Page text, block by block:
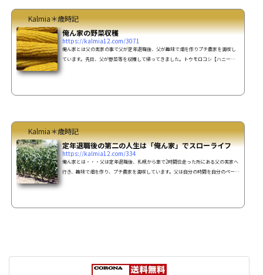
Kalmia＊歳時記
俺ん家の野菜収穫
https://kalmia12.com/3071
俺ん家とは父の実家の事で父が定年退職後、父が趣味で畑を作りプチ農家を満喫し
ています。先日、父が野菜等を収穫して帰ってきました。トウモロコシ【ハニーバ
Kalmia＊歳時記
定年退職後の第二の人生は「俺ん家」でスローライフ
https://kalmia12.com/334
俺ん家とは・・・父は定年退職後、札幌から車で2時間位走った所にある父の実家へ
行き、趣味で畑を作り、プチ農家を満喫しています。父は自分の時間を自分のペース